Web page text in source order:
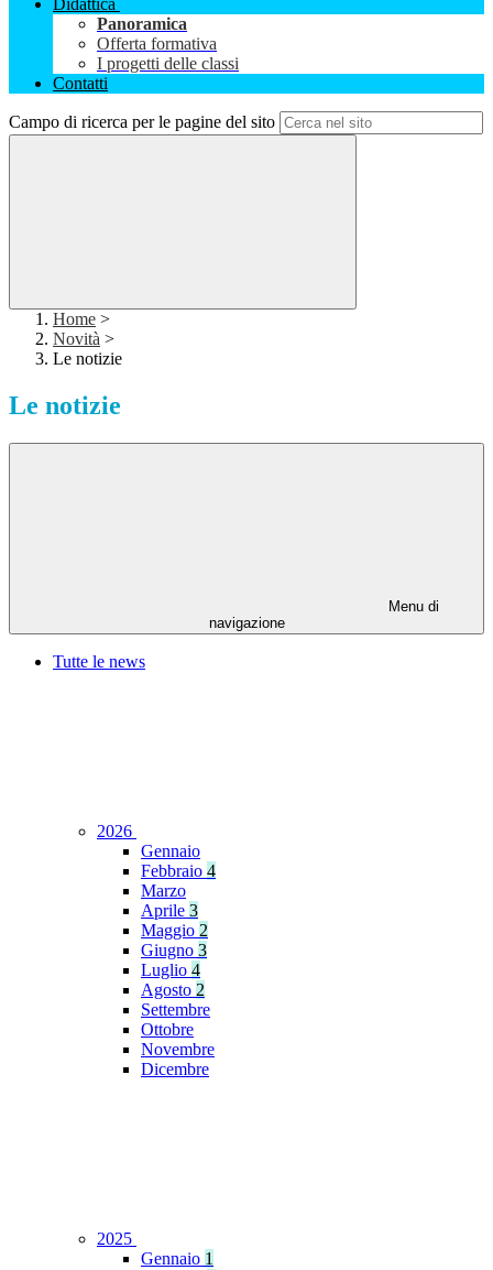
Didattica
Panoramica
Offerta formativa
I progetti delle classi
Contatti
Campo di ricerca per le pagine del sito
Home >
Novità >
Le notizie
Le notizie
Menu di
navigazione
Tutte le news
2026
Gennaio
Febbraio 4
Marzo
Aprile 3
Maggio 2
Giugno 3
Luglio 4
Agosto 2
Settembre
Ottobre
Novembre
Dicembre
2025
Gennaio 1